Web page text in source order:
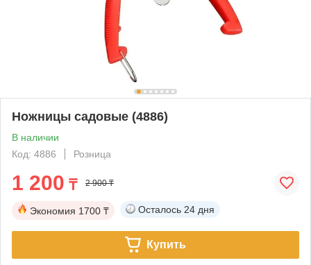
Ножницы садовые (4886)
В наличии
Код: 4886
Розница
1 200 ₸ 2 900 ₸
Экономия 1700 ₸ Осталось 24 дня
Купить